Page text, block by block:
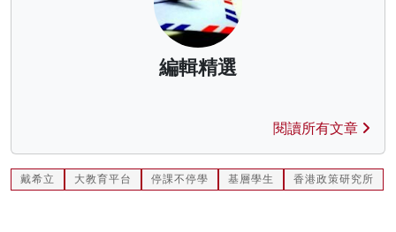
編輯精選
閱讀所有文章
戴希立 大教育平台 停課不停學 基層學生 香港政策研究所